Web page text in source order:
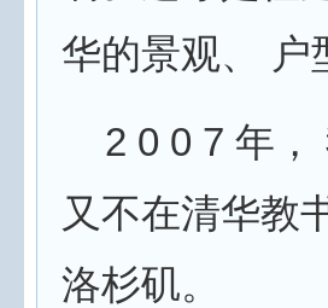
华的景观、 户
2 0 0 7 年，
又不在清华教
洛杉矶。